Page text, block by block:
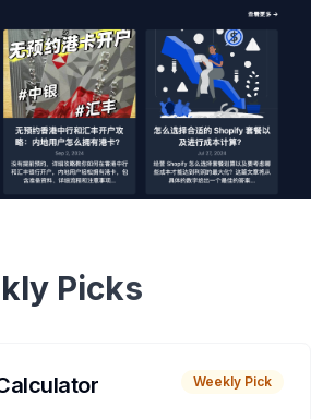
Picks
Weekly Pick